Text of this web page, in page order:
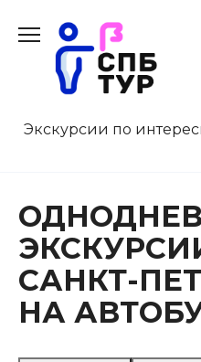
содержанию
Экскурсии по
САНКТ-
НА